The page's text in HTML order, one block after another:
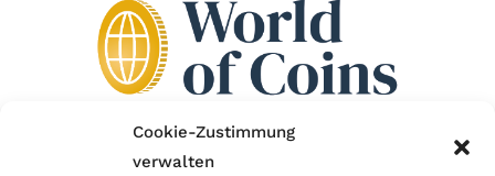
Cookie-Zustimmung
verwalten